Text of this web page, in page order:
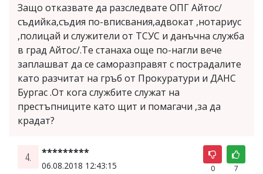
Защо отказвате да разследвате ОПГ Айтос/
съдийка,съдия по-вписвания,адвокат ,нотариус
,полицай и служители от ТСУС и данъчна служба
в град Айтос/.Те станаха още по-нагли вече
заплашват да се саморазправят с пострадалите
като разчитат на гръб от Прокуратури и ДАНС
Бургас .От кога службите служат на
престъпниците като щит и помагачи ,за да
крадат?
4. *********
06.08.2018 12:43:15 0 7